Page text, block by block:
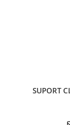
Accesorii
UPS &
SUPORT